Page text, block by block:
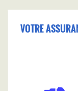
VOTRE